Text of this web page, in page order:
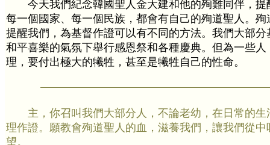
今天我們紀念韓國聖人金大建和他的殉難同伴，提
每一個國家、每一個民族，都會有自己的殉道聖人。
提醒我們，為基督作證可以有不同的方法。我們大部
和平喜樂的氣氛下舉行感恩祭和各種慶典。但為一些人
理，要付出極大的犧牲，甚至是犧牲自己的性命。
主，你召叫我們大部分人，不論老幼，在日常的生
理作證。願教會殉道聖人的血，滋養我們，讓我們從中
望。